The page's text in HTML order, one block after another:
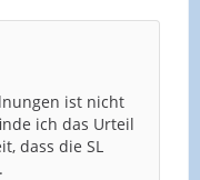
ist nicht
ich das Urteil
dass die SL